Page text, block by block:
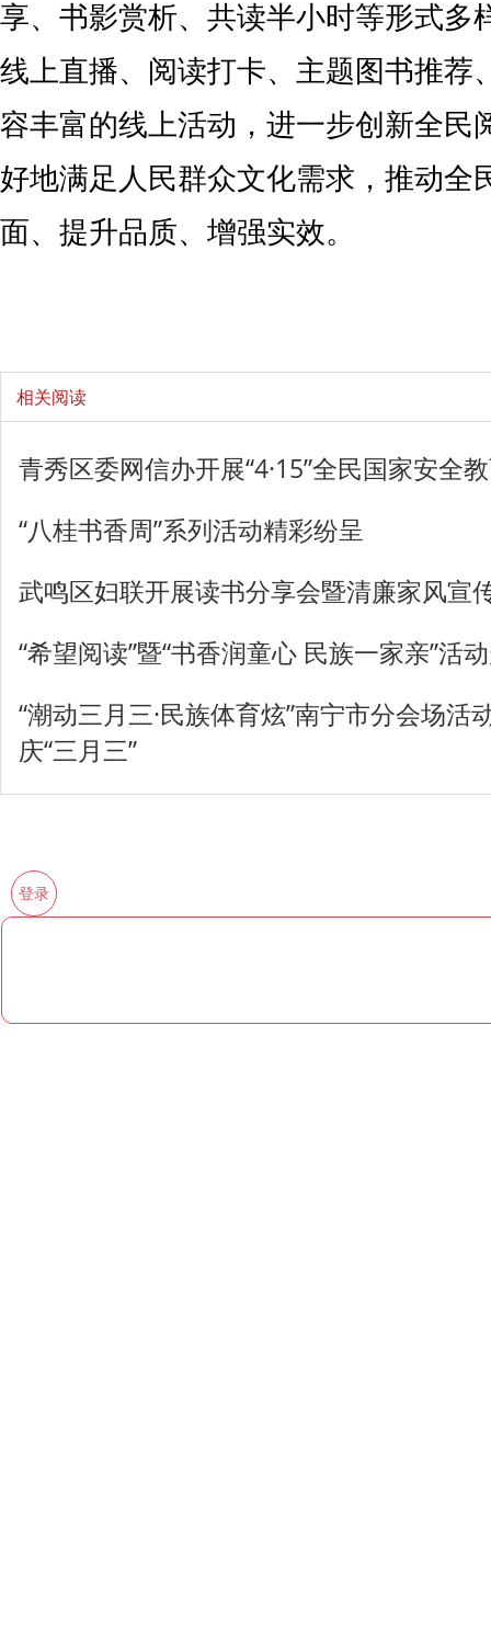
享、书影赏析、共读半小时等形式多
线上直播、阅读打卡、主题图书推荐
容丰富的线上活动，进一步创新全民
好地满足人民群众文化需求，推动全
面、提升品质、增强实效。
相关阅读
青秀区委网信办开展“4·15”全民国家安全
“八桂书香周”系列活动精彩纷呈
武鸣区妇联开展读书分享会暨清廉家风宣
“希望阅读”暨“书香润童心 民族一家亲”活
“潮动三月三·民族体育炫”南宁市分会场活
庆“三月三”
登录